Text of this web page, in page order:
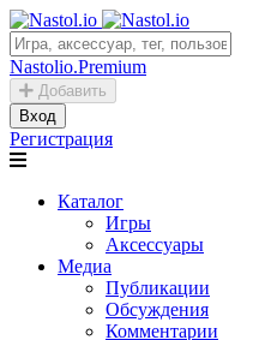
Nastolio.Premium
Добавить
Вход
Регистрация
Каталог
Игры
Аксессуары
Медиа
Публикации
Обсуждения
Комментарии